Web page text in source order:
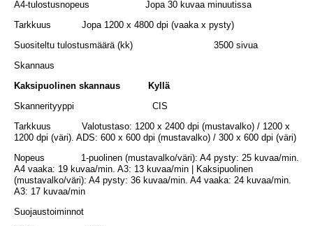
A4-tulostusnopeus Jopa 30 kuvaa minuutissa
Tarkkuus Jopa 1200 x 4800 dpi (vaaka x pysty)
Suositeltu tulostusmäärä (kk) 3500 sivua
Skannaus
Kaksipuolinen skannaus Kyllä
Skannerityyppi CIS
Tarkkuus Valotustaso: 1200 x 2400 dpi (mustavalko) / 1200 x
1200 dpi (väri). ADS: 600 x 600 dpi (mustavalko) / 300 x 600 dpi (väri)
Nopeus 1-puolinen (mustavalko/väri): A4 pysty: 25 kuvaa/min.
A4 vaaka: 19 kuvaa/min. A3: 13 kuvaa/min | Kaksipuolinen
(mustavalko/väri): A4 pysty: 36 kuvaa/min. A4 vaaka: 24 kuvaa/min.
A3: 17 kuvaa/min
Suojaustoiminnot